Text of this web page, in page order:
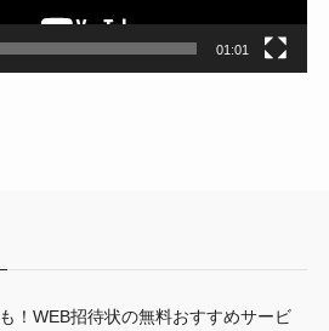
01:01
！WEB招待状の無料おすすめサービ